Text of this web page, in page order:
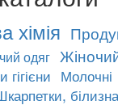
хімія
одяг
Молочні
білизна